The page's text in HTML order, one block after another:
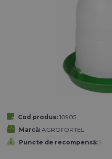
Cod produs: 10905
Marcă: AGROFORTEL
Puncte de recompensă: 1